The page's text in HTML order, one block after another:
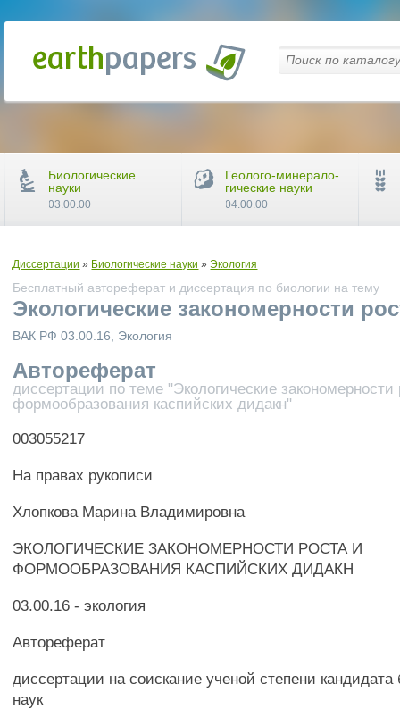
Диссертации » Биологические науки »Экология
Бесплатный автореферат и диссертация по биологии на тему
Экологические закономерности
ВАК РФ 03.00.16, Экология
Автореферат
диссертации по теме "Экологические закономерности
формообразования каспийских дидакн"
003055217
На правах рукописи
Хлопкова Марина Владимировна
ЭКОЛОГИЧЕСКИЕ ЗАКОНОМЕРНОСТИ РОСТА И
ФОРМООБРАЗОВАНИЯ КАСПИЙСКИХ ДИДАКН
03.00.16 - экология
Автореферат
диссертации на соискание ученой степени кандидата
наук
Биологические
науки
03.00.00
Геолого-минерало-
гические науки
04.00.00